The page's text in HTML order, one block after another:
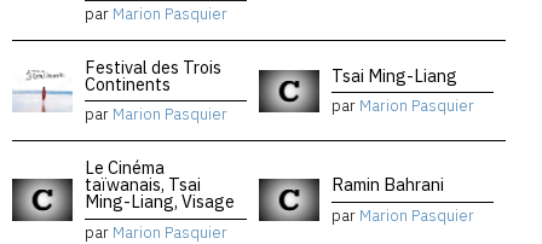
par Marion Pasquier
Festival des Trois
Continents
par Marion Pasquier
Tsai Ming-Liang
par Marion Pasquier
Le Cinéma
taïwanais, Tsai
Ming-Liang, Visage
par Marion Pasquier
Ramin Bahrani
par Marion Pasquier